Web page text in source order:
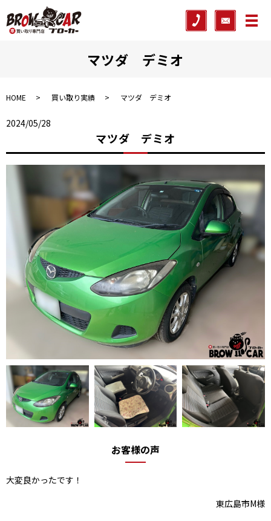
メ
マツダ デミオ
HOME 買い取り実績 マツダ デミオ
2024/05/28
マツダ デミオ
お客様の声
大変良かったです！
東広島市M様